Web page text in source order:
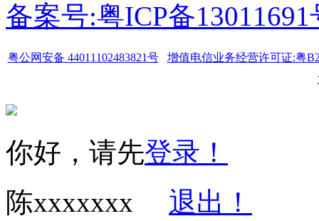
备案号:粤ICP备13011691
粤公网安备 44011102483821号
增值电信业务经营许可证:粤
你好，请先登录！
陈xxxxxxx
退出！